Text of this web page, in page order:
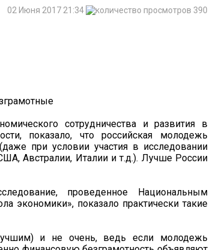
390
02 Июня 2017 21:34
сотрудничества и развития в
показало, что российская молодежь
при условии участия в исследовании
Австралии, Италии и т.д.). Лучше России
проведенное Национальным
экономики», показало практически такие
и не очень, ведь если молодежь